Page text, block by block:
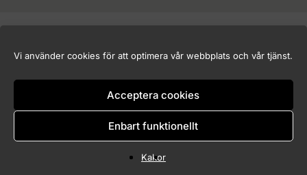
Vi använder cookies för att optimera vår webbplats och vår tjänst.
Acceptera cookies
Enbart funktionellt
Kakor